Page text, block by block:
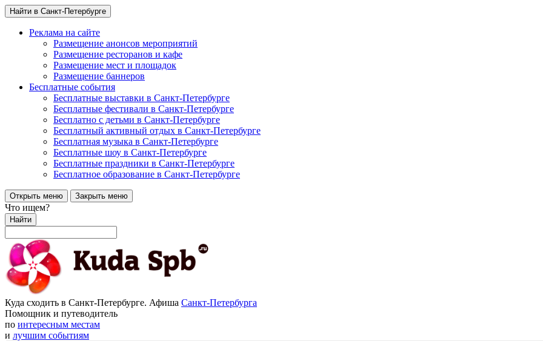
Найти в Санкт-Петербурге
Реклама на сайте
Размещение анонсов мероприятий
Размещение ресторанов и кафе
Размещение мест и площадок
Размещение баннеров
Бесплатные события
Бесплатные выставки в Санкт-Петербурге
Бесплатные фестивали в Санкт-Петербурге
Бесплатно с детьми в Санкт-Петербурге
Бесплатный активный отдых в Санкт-Петербурге
Бесплатная музыка в Санкт-Петербурге
Бесплатные шоу в Санкт-Петербурге
Бесплатные праздники в Санкт-Петербурге
Бесплатное образование в Санкт-Петербурге
Открыть меню Закрыть меню
Что ищем?
Найти
Куда сходить в Санкт-Петербурге. Афиша Санкт-Петербурга
Помощник и путеводитель
по интересным местам
и лучшим событиям